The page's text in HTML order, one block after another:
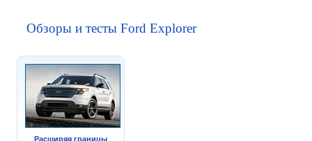
Обзоры и тесты Ford Explorer
Расширяя границы